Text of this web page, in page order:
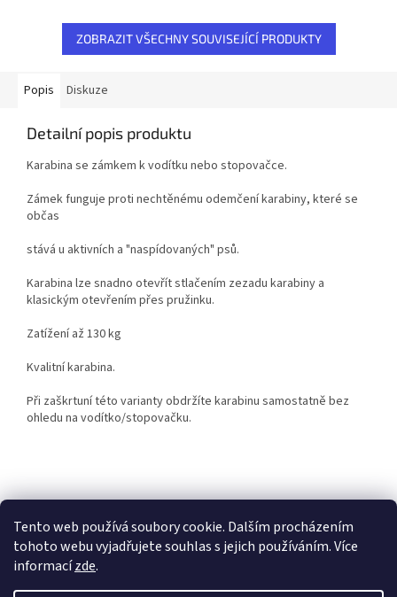
Tento web používá soubory cookie. Dalším procházením
tohoto webu vyjadřujete souhlas s jejich používáním. Více
informacízde.
ZOBRAZIT VŠECHNY SOUVISEJÍCÍ PRODUKTY
Popis Diskuze
Detailní popis produktu
Karabina se zámkem k vodítku nebo stopovačce.
Zámek funguje proti nechtěnému odemčení karabiny, které se
občas
stává u aktivních a "naspídovaných" psů.
Karabina lze snadno otevřít stlačením zezadu karabiny a
klasickým otevřením přes pružinku.
Zatížení až 130 kg
Kvalitní karabina.
Při zaškrtuní této varianty obdržíte karabinu samostatně bez
ohledu na vodítko/stopovačku.
á